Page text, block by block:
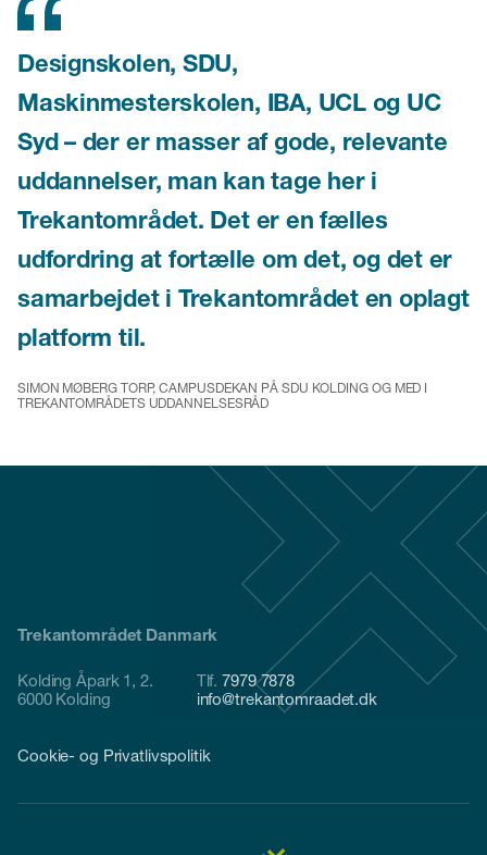
Designskolen, SDU,
Maskinmesterskolen, IBA, UCL og UC
Syd – der er masser af gode, relevante
uddannelser, man kan tage her i
Trekantområdet. Det er en fælles
udfordring at fortælle om det, og det er
samarbejdet i Trekantområdet en oplagt
platform til.
SIMON MØBERG TORP, CAMPUSDEKAN PÅ SDU KOLDING OG MED I
TREKANTOMRÅDETS UDDANNELSESRÅD
Trekantområdet Danmark
Kolding Åpark 1, 2.
6000 Kolding
Tlf.7979 7878
info@trekantomraadet.dk
Cookie- og Privatlivspolitik